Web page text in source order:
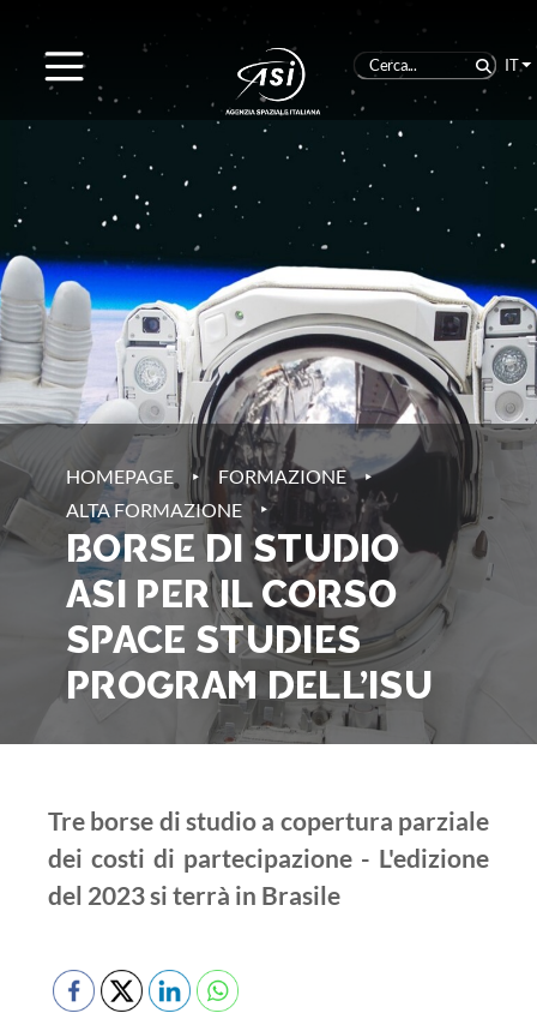
IT
HOMEPAGE ‣ FORMAZIONE ‣
ALTA FORMAZIONE ‣
BORSE DI STUDIO
ASI PER IL CORSO
SPACE STUDIES
PROGRAM DELL’ISU
Tre borse di studio a copertura parziale
dei costi di partecipazione - L'edizione
del 2023 si terrà in Brasile